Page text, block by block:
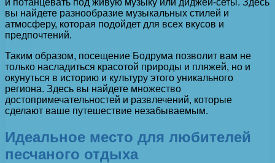
вы найдете разнообразие музыкальных стилей и
атмосферу, которая подойдет для всех вкусов и
предпочтений.
Таким образом, посещение Бодрума позволит вам не
только насладиться красотой природы и пляжей, но и
окунуться в историю и культуру этого уникального
региона. Здесь вы найдете множество
достопримечательностей и развлечений, которые
сделают ваше путешествие незабываемым.
Идеальное место для любителей
песчаного отдыха